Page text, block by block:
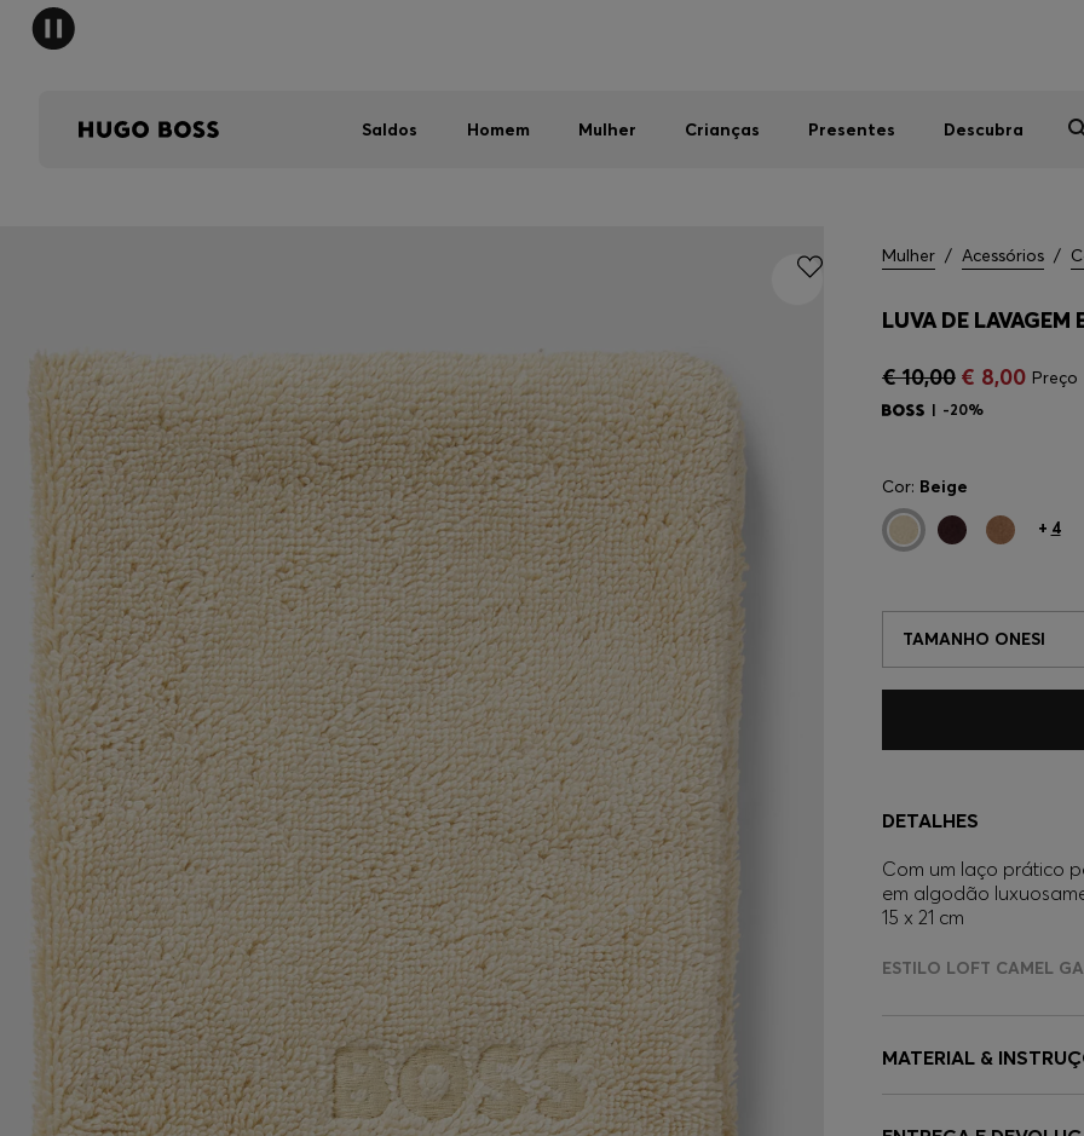
Saldos Homem Mulher Crianças Presentes Descubra
Mulher / Acessórios /
LUVA DE
€ 10,00 € 8,00
-20%
Cor: Beige
+ 4
TAMANHO ONESI
DETALHES
Com um laço prático
em algodão
15 x 21 cm
ESTILO LOFT CAMEL
MATERIAL &